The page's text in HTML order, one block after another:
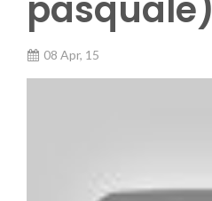
pasquale)
08 Apr, 15